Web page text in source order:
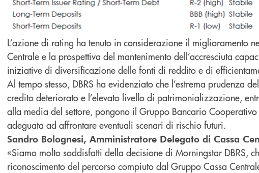
L’azione di rating ha tenuto in considerazione il miglioramento
Centrale e la prospettiva del mantenimento dell’accresciuta
iniziative di diversificazione delle fonti di reddito e di
Al tempo stesso, DBRS ha evidenziato che l’estrema prudenza
credito deteriorato e l’elevato livello di patrimonializzazione,
alla media del settore, pongono il Gruppo Bancario
adeguata ad affrontare eventuali scenari di rischio futuri.
Sandro Bolognesi, Amministratore Delegato di Cassa
«Siamo molto soddisfatti della decisione di Morningstar DBRS,
riconoscimento del percorso compiuto dal Gruppo Cassa